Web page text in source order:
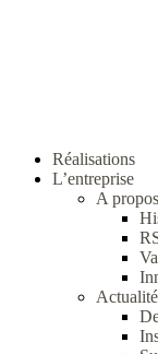
Réalisations
L’entreprise
A propos